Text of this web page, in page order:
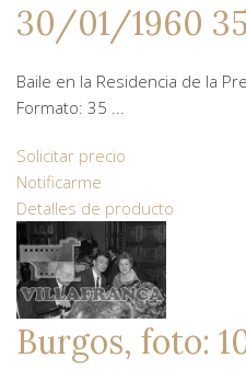
30/01/1960
Baile en la Residencia de la
Formato: 35 ...
Solicitar precio
Notificarme
Detalles de producto
Burgos, foto: